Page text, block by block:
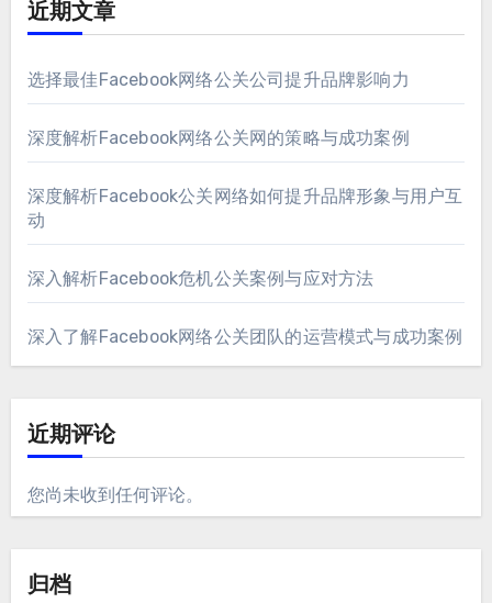
近期文章
选择最佳Facebook网络公关公司提升品牌影响力
深度解析Facebook网络公关网的策略与成功案例
深度解析Facebook公关网络如何提升品牌形象与用户互
动
深入解析Facebook危机公关案例与应对方法
深入了解Facebook网络公关团队的运营模式与成功案例
近期评论
您尚未收到任何评论。
归档